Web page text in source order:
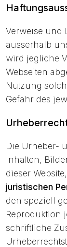
Verweise und
ausserhalb
wird jegliche
Webseiten
Nutzung
Gefahr des
Die Urheber-
Inhalten,
dieser
juristischen
den speziell
Reproduktion
schriftliche